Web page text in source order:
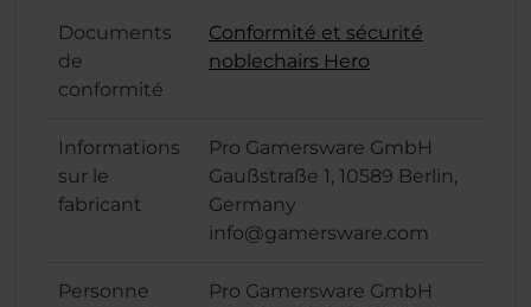
Documents
de
conformité
Conformité et sécurité
noblechairs Hero
Informations
sur le
fabricant
Pro Gamersware GmbH
Gaußstraße 1, 10589 Berlin,
Germany
info@gamersware.com
Personne
Pro Gamersware GmbH